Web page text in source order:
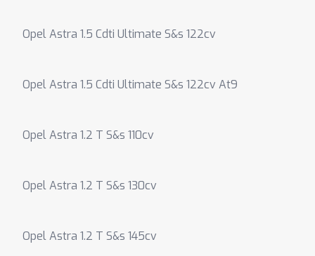
Opel Astra 1.5 Cdti Ultimate S&s 122cv
Opel Astra 1.5 Cdti Ultimate S&s 122cv At9
Opel Astra 1.2 T S&s 110cv
Opel Astra 1.2 T S&s 130cv
Opel Astra 1.2 T S&s 145cv